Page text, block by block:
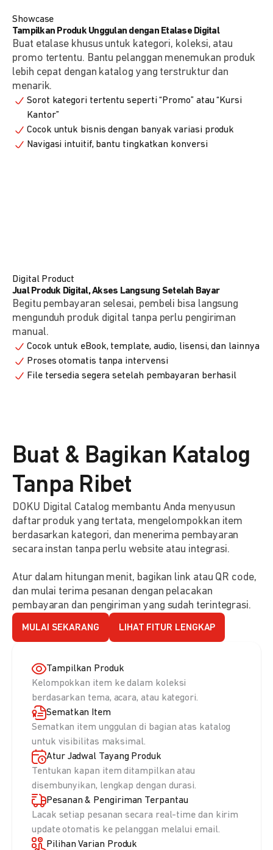
Showcase
Tampilkan Produk Unggulan dengan Etalase Digital
Buat etalase khusus untuk kategori, koleksi, atau
promo tertentu. Bantu pelanggan menemukan produk
lebih cepat dengan katalog yang terstruktur dan
menarik.
Sorot kategori tertentu seperti “Promo” atau “Kursi
Kantor”
Cocok untuk bisnis dengan banyak variasi produk
Navigasi intuitif, bantu tingkatkan konversi
Digital Product
Jual Produk Digital, Akses Langsung Setelah Bayar
Begitu pembayaran selesai, pembeli bisa langsung
mengunduh produk digital tanpa perlu pengiriman
manual.
Cocok untuk eBook, template, audio, lisensi, dan lainnya
Proses otomatis tanpa intervensi
File tersedia segera setelah pembayaran berhasil
Buat & Bagikan Katalog
Tanpa Ribet
DOKU Digital Catalog membantu Anda menyusun
daftar produk yang tertata, mengelompokkan item
berdasarkan kategori, dan menerima pembayaran
secara instan tanpa perlu website atau integrasi.
Atur dalam hitungan menit, bagikan link atau QR code,
dan mulai terima pesanan dengan pelacakan
pembayaran dan pengiriman yang sudah terintegrasi.
MULAI SEKARANG LIHAT FITUR LENGKAP
Tampilkan Produk
Kelompokkan item ke dalam koleksi
berdasarkan tema, acara, atau kategori.
Sematkan Item
Sematkan item unggulan di bagian atas katalog
untuk visibilitas maksimal.
Atur Jadwal Tayang Produk
Tentukan kapan item ditampilkan atau
disembunyikan, lengkap dengan durasi.
Pesanan & Pengiriman Terpantau
Lacak setiap pesanan secara real-time dan kirim
update otomatis ke pelanggan melalui email.
Pilihan Varian Produk